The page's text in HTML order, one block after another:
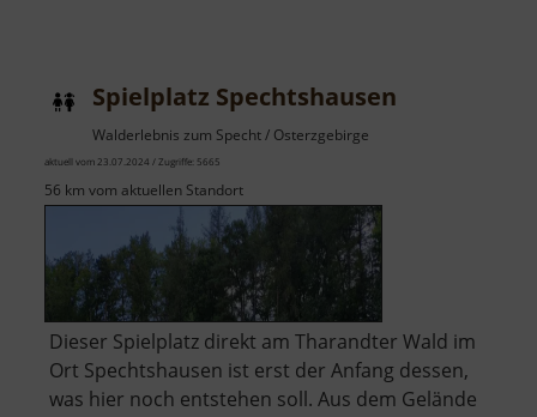
Arboretum
Spielplatz Spechtshausen
Walderlebnis zum Specht / Osterzgebirge
aktuell vom 23.07.2024 / Zugriffe: 5665
56 km vom aktuellen Standort
Dieser Spielplatz direkt am Tharandter Wald im
Ort Spechtshausen ist erst der Anfang dessen,
was hier noch entstehen soll. Aus dem Gelände